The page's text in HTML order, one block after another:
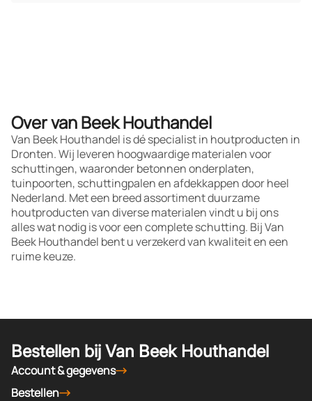
Over van Beek Houthandel
Van Beek Houthandel is dé specialist in houtproducten in
Dronten. Wij leveren hoogwaardige materialen voor
schuttingen, waaronder betonnen onderplaten,
tuinpoorten, schuttingpalen en afdekkappen door heel
Nederland. Met een breed assortiment duurzame
houtproducten van diverse materialen vindt u bij ons
alles wat nodig is voor een complete schutting. Bij Van
Beek Houthandel bent u verzekerd van kwaliteit en een
ruime keuze.
Bestellen bij Van Beek Houthandel
Account & gegevens
Bestellen